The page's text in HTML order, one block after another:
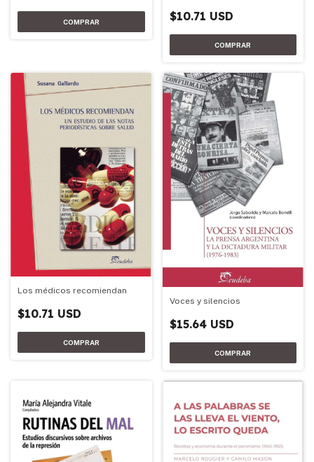
$10.71 USD
Los médicos recomiendan
$10.71 USD
Voces y silencios
$15.64 USD